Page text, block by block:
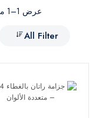
عرض 1–1 من 1 نتيجة
All Filter